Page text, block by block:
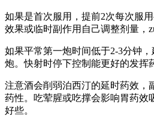
如果是首次服用，提前2次每次服
效果或临时副作用自己调整剂量，
如果平常第一炮时间低于2-3分钟
炮。快射时停下控制能更好的发挥
注意酒会削弱泊西汀的延时药效，
药性。吃荤腥或吃撑会影响胃药效
好些。